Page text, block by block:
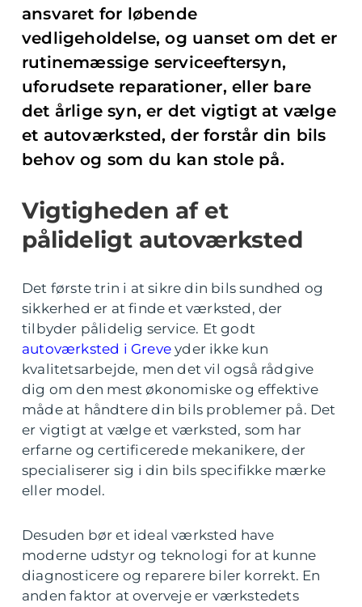
ansvaret for løbende
vedligeholdelse, og uanset om det er
rutinemæssige serviceeftersyn,
uforudsete reparationer, eller bare
det årlige syn, er det vigtigt at vælge
et autoværksted, der forstår din bils
behov og som du kan stole på.
Vigtigheden af et
pålideligt autoværksted
Det første trin i at sikre din bils sundhed og
sikkerhed er at finde et værksted, der
tilbyder pålidelig service. Et godt
autoværksted i Greve yder ikke kun
kvalitetsarbejde, men det vil også rådgive
dig om den mest økonomiske og effektive
måde at håndtere din bils problemer på. Det
er vigtigt at vælge et værksted, som har
erfarne og certificerede mekanikere, der
specialiserer sig i din bils specifikke mærke
eller model.
Desuden bør et ideal værksted have
moderne udstyr og teknologi for at kunne
diagnosticere og reparere biler korrekt. En
anden faktor at overveje er værkstedets